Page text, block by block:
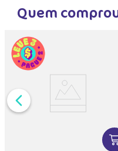
Quem
INFORMAÇÕES DO